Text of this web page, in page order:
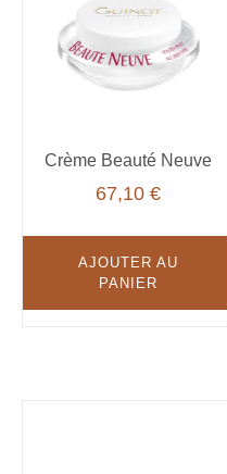
Crème Beauté Neuve
67,10 €
AJOUTER AU
PANIER